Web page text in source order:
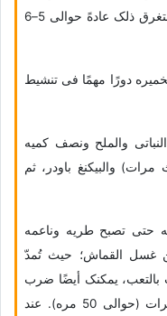
فی مکان دافئ حتى تنشط الخمیره، ویستغرق ذلک عادهً حوالی 5–6
دورًا مهمًا فی تنشیط
والملح ونصف کمیه
والبیکنغ باودر، ثم
حتى تصبح طریه وناعمه
غسل القماش؛ حیث تُمدّ
یمکنک أیضًا ضرب
العجینه بلطف على سطح العمل عده مرات (حوالی 50 مره). عند